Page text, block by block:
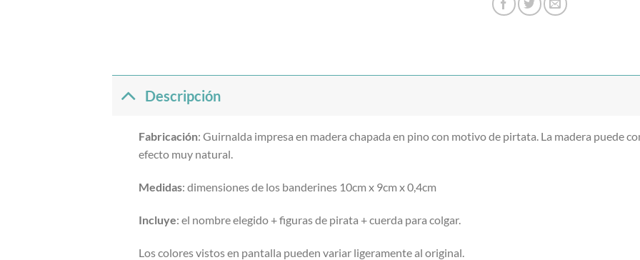
Descripción
Fabricación: Guirnalda impresa en madera chapada en pino con motivo de pirtata. La madera puede
efecto muy natural.
Medidas: dimensiones de los banderines 10cm x 9cm x 0,4cm
Incluye: el nombre elegido + figuras de pirata + cuerda para colgar.
Los colores vistos en pantalla pueden variar ligeramente al original.